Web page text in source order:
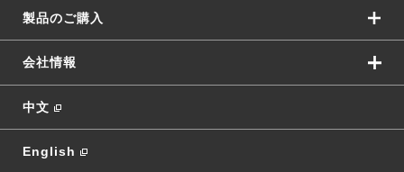
製品のご購入
会社情報
中文
English